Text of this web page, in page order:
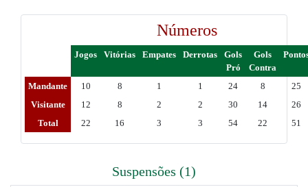
Números
Jogos Vitórias Empates Derrotas
Gols
Pró
Gols
Contra
Mandante 10 8 1 1 24 8
25
Visitante
12 8 2 2 30 14
26
Total
22 16 3 3 54 22 51
Suspensões (1)